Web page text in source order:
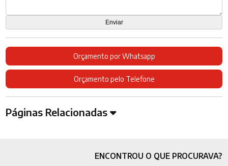
Orçamento por Whatsapp
Orçamento pelo Telefone
Páginas Relacionadas
ENCONTROU O QUE PROCURAVA?